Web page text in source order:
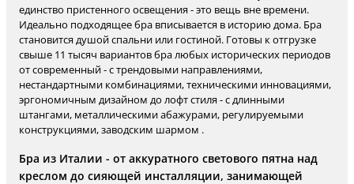
единство пристенного освещения - это вещь вне времени.
Идеально подходящее бра вписывается в историю дома. Бра
становится душой спальни или гостиной. Готовы к отгрузке
свыше 11 тысяч вариантов бра любых исторических периодов
от современный - с трендовыми направлениями,
нестандартными комбинациями, техническими инновациями,
эргономичным дизайном до лофт стиля - с длинными
штангами, металлическими абажурами, регулируемыми
конструкциями, заводским шармом .
Бра из Италии - от аккуратного светового пятна над
креслом до сияющей инсталляции, занимающей